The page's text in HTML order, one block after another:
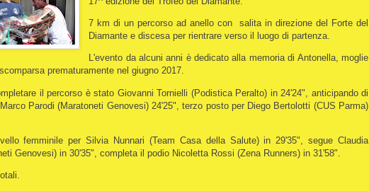
7 km di un percorso ad anello con salita in direzione del Forte del
Diamante e discesa per rientrare verso il luogo di partenza.
L'evento da alcuni anni è dedicato alla memoria di Antonella, moglie
prematuramente nel giugno 2017.
il percorso è stato Giovanni Tornielli (Podistica Peralto) in 24'24", anticipando di
Parodi (Maratoneti Genovesi) 24'25", terzo posto per Diego Bertolotti (CUS Parma)
femminile per Silvia Nunnari (Team Casa della Salute) in 29'35", segue Claudia
Genovesi) in 30'35", completa il podio Nicoletta Rossi (Zena Runners) in 31'58".